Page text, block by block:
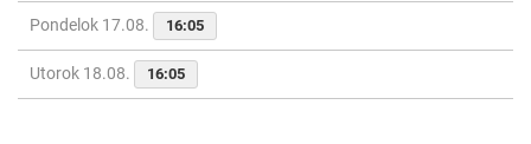
Pondelok 17.08. 16:05
Utorok 18.08. 16:05